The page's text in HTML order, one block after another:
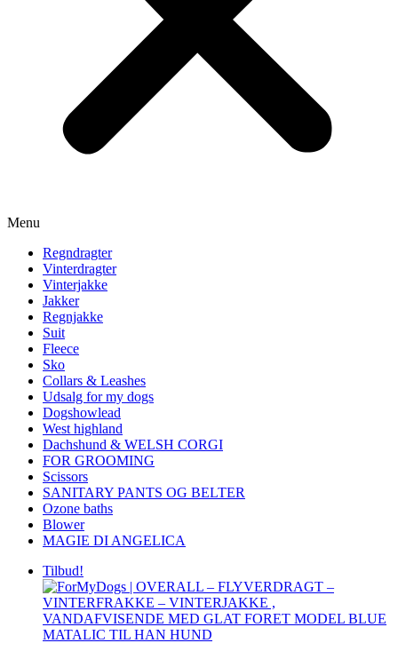
Menu
Regndragter
Vinterdragter
Vinterjakke
Jakker
Regnjakke
Suit
Fleece
Sko
Collars & Leashes
Udsalg for my dogs
Dogshowlead
West highland
Dachshund & WELSH CORGI
FOR GROOMING
Scissors
SANITARY PANTS OG BELTER
Ozone baths
Blower
MAGIE DI ANGELICA
Tilbud!